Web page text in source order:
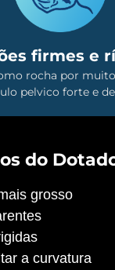
firmes e
rocha por
pelvico forte e
do
grosso
a curvatura